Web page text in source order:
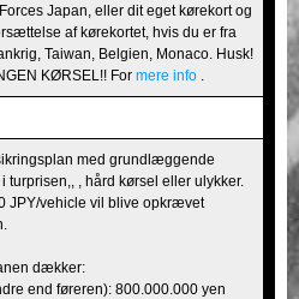
Japan, eller dit eget kørekort og
af kørekortet, hvis du er fra
Taiwan, Belgien, Monaco. Husk!
KØRSEL!! For mere info
med grundlæggende
, hård kørsel eller ulykker.
JPY/vehicle vil blive opkrævet
dækker:
end føreren): 800.000.000 yen